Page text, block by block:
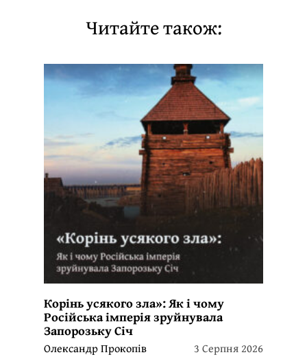
Читайте також:
Корінь усякого зла»: Як і чому
Російська імперія зруйнувала
Запорозьку Січ
Олександр Прокопів 3 Серпня 2026